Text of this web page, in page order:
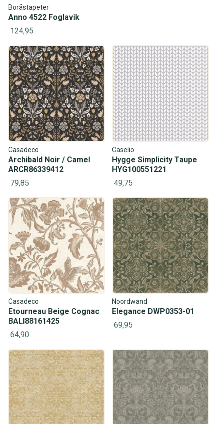
Boråstapeter
Anno 4522 Foglavik
124,95
Casadeco
Archibald Noir / Camel
ARCR86339412
79,85
Caselio
Hygge Simplicity Taupe
HYG100551221
49,75
Casadeco
Etourneau Beige Cognac
BALI88161425
64,90
Noordwand
Elegance DWP0353-01
69,95